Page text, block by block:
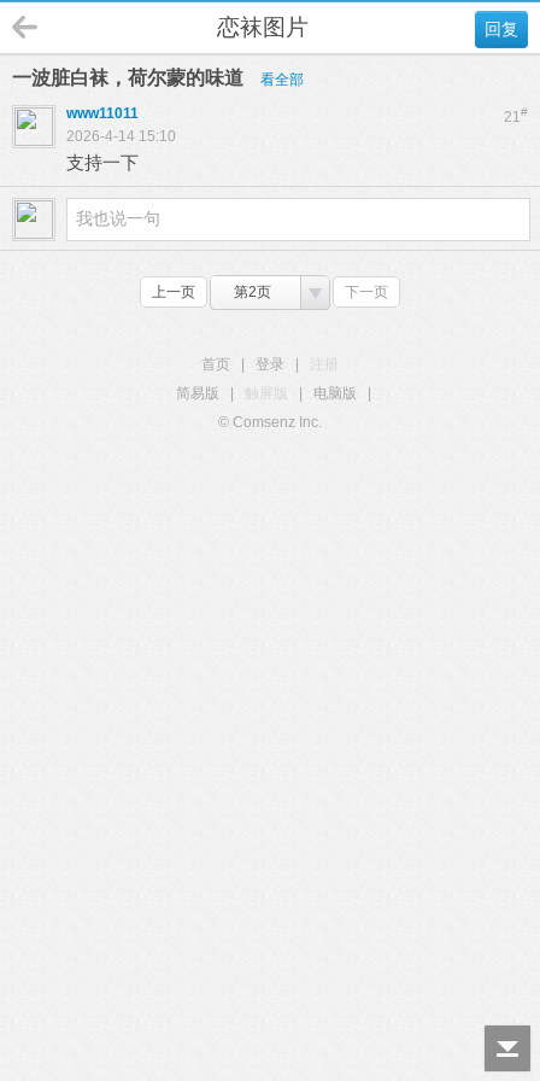
回复
恋袜图片
一波脏白袜，荷尔蒙的味道 看全部
21#
www11011
2026-4-14 15:10
支持一下
上一页 第2页 下一页
首页 登录
注册
简易版
触屏版 电脑版
© Comsenz Inc.